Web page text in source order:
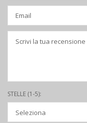
STELLE (1-5):